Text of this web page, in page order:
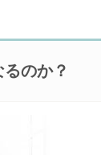
のか？